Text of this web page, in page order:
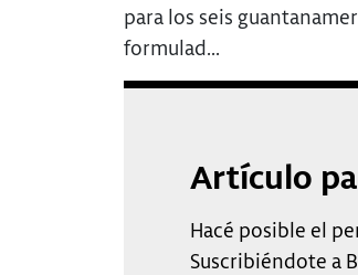
para los seis
formulad...
Artículo
Hacé posible el
Suscribiéndote a